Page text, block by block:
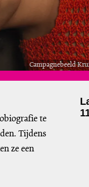
Campagnebeeld
te
Tijdens
ze een